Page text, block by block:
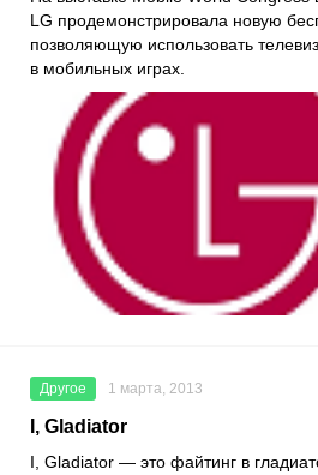
LG продемонстрировала новую
позволяющую использовать
в мобильных играх.
Другое 1 марта, 2013
I, Gladiator
I, Gladiator — это файтинг в